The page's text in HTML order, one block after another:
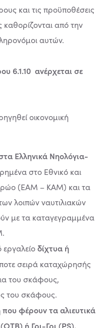
και τις προϋποθέσεις
από την
αυτών.
6.1.10 ανέρχεται σε
οικονομική
Ελληνικά Νηολόγια-
στο Εθνικό και
(ΕΑΜ – ΚΑΜ) και τα
λοιπών ναυτιλιακών
με τα καταγεγραμμένα
δίχτυα ή
σειρά καταχώρησής
του σκάφους,
του σκάφους.
φέρουν τα αλιευτικά
ή Γρι-Γρι (PS).